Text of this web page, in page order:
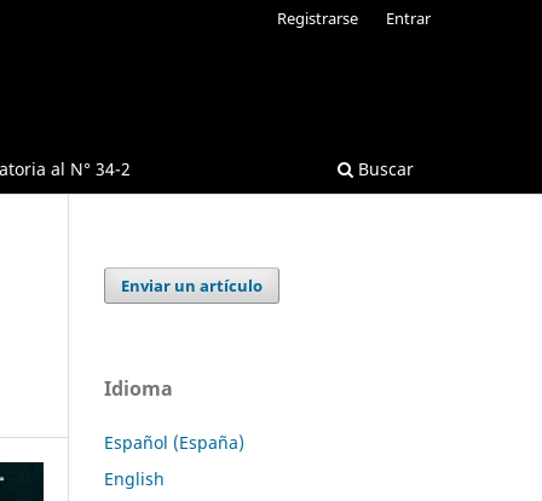
al N° 34-2 Buscar
Registrarse Entrar
Enviar un artículo
Idioma
Español (España)
English